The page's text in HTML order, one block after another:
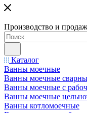
Производство и
Каталог
Ванны моечные
Ванны моечные
Ванны моечные с
Ванны моечные
Ванны котломоечные